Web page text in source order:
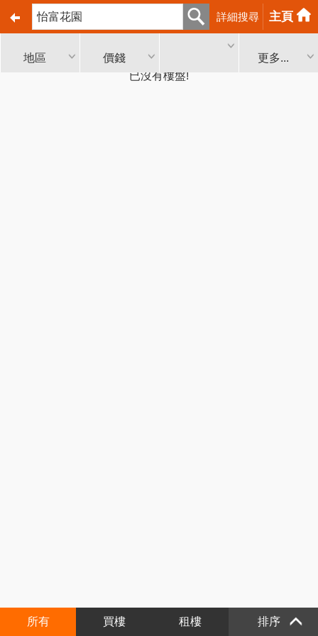
詳細搜尋 主頁
地區 價錢
更多...
已沒有樓盤!
所有 買樓 租樓 排序